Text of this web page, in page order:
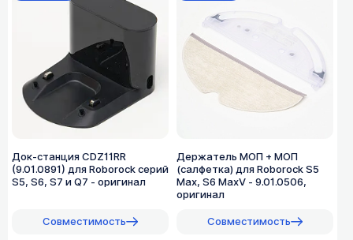
Док-станция CDZ11RR
(9.01.0891) для Roborock серий
S5, S6, S7 и Q7 - оригинал
Совместимость
Держатель МОП + МОП
(салфетка) для Roborock S5
Max, S6 MaxV - 9.01.0506,
оригинал
Совместимость